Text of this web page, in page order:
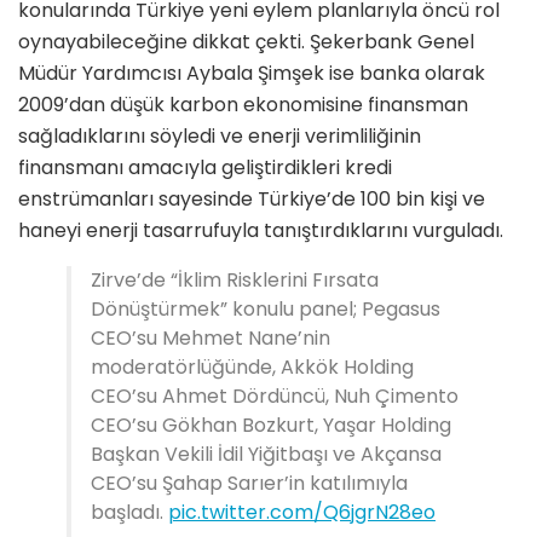
konularında Türkiye yeni eylem planlarıyla öncü rol
oynayabileceğine dikkat çekti. Şekerbank Genel
Müdür Yardımcısı Aybala Şimşek ise banka olarak
2009’dan düşük karbon ekonomisine finansman
sağladıklarını söyledi ve enerji verimliliğinin
finansmanı amacıyla geliştirdikleri kredi
enstrümanları sayesinde Türkiye’de 100 bin kişi ve
haneyi enerji tasarrufuyla tanıştırdıklarını vurguladı.
Zirve’de “İklim Risklerini Fırsata
Dönüştürmek” konulu panel; Pegasus
CEO’su Mehmet Nane’nin
moderatörlüğünde, Akkök Holding
CEO’su Ahmet Dördüncü, Nuh Çimento
CEO’su Gökhan Bozkurt, Yaşar Holding
Başkan Vekili İdil Yiğitbaşı ve Akçansa
CEO’su Şahap Sarıer’in katılımıyla
başladı. pic.twitter.com/Q6jgrN28eo